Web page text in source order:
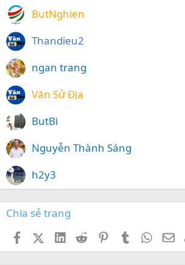
ButNghien
Thandieu2
ngan trang
Văn Sử Địa
ButBi
Nguyễn Thành Sáng
h2y3
Chia sẻ trang
FacebookX (Twitter)
LinkedIn
Reddit PinterestTumblr